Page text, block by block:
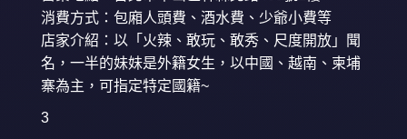
消費方式：包廂人頭費、酒水費、少爺小費等
店家介紹：以「火辣、敢玩、敢秀、尺度開放」聞
名，一半的妹妹是外籍女生，以中國、越南、柬埔
寨為主，可指定特定國籍~
3